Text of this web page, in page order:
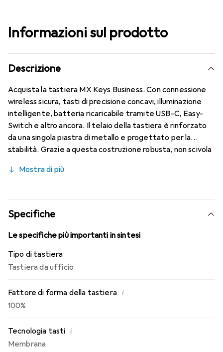
Informazioni sul prodotto
Descrizione
Acquista la tastiera MX Keys Business. Con connessione
wireless sicura, tasti di precisione concavi, illuminazione
intelligente, batteria ricaricabile tramite USB-C, Easy-
Switch e altro ancora. Il telaio della tastiera è rinforzato
da una singola piastra di metallo e progettato per la
stabilità. Grazie a questa costruzione robusta, non scivola
rumore di digitazione e ottimizza la reattività. Questo
comfort, affidabilità e concentrazione mentre si lavora
alla scrivania. L'illuminazione intelligente migliora la
produttività, indipendentemente dalle condizioni di luce o
dall'ora del giorno. MX Keys for Business rileva le condizioni
luminosità dell'illuminazione dei tasti. L'illuminazione si
accende quando le mani si avvicinano e si spegne quando la
Mostra di più
Specifiche
Le specifiche più importanti in sintesi
Tipo di tastiera
Tastiera da ufficio
Fattore di forma della tastiera i
100%
Tecnologia tasti i
Membrana